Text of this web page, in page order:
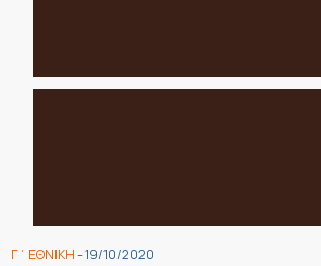
Γ΄ ΕΘΝΙΚΗ- 19/10/2020